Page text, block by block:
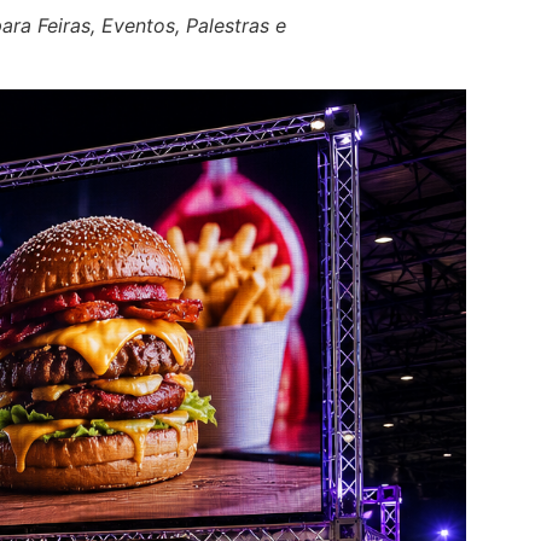
Feiras, Eventos, Palestras e